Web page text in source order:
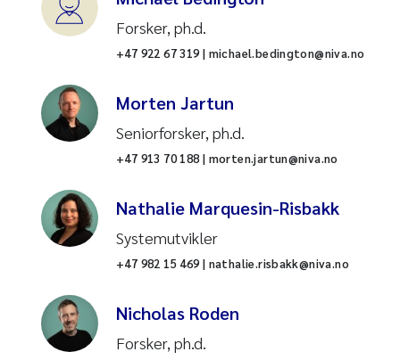
Land-hav-interaksjoner
Legemidler
Mesokosmer og eksperimenter
Mikroplast
Miljødata
Miljøøkonomi
Modellering
Forsker, ph.d.
+47 922 67 319 | michael.bedington@niva.no
Morten Jartun
Seniorforsker, ph.d.
+47 913 70 188 | morten.jartun@niva.no
Nathalie Marquesin-Risbakk
Systemutvikler
+47 982 15 469 | nathalie.risbakk@niva.no
Nicholas Roden
Forsker, ph.d.